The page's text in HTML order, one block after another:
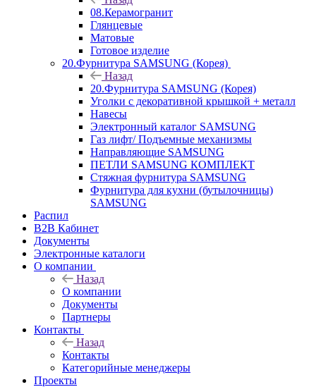
08.Керамогранит
Глянцевые
Матовые
Готовое изделие
20.Фурнитура SAMSUNG (Корея)
Назад
20.Фурнитура SAMSUNG (Корея)
Уголки с декоративной крышкой + металл
Навесы
Электронный каталог SAMSUNG
Газ лифт/ Подъемные механизмы
Направляющие SAMSUNG
ПЕТЛИ SAMSUNG КОМПЛЕКТ
Стяжная фурнитура SAMSUNG
Фурнитура для кухни (бутылочницы)
SAMSUNG
Распил
B2B Кабинет
Документы
Электронные каталоги
О компании
Назад
О компании
Документы
Партнеры
Контакты
Назад
Контакты
Категорийные менеджеры
Проекты